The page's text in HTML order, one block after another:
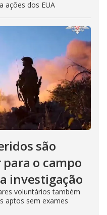
ações dos EUA
são
o campo
investigação
voluntários também
aptos sem exames